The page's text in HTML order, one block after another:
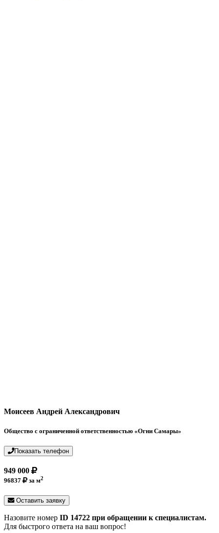
Моисеев Андрей Александрович
Общество с ограниченной ответственностью «Огни Самары»
Показать телефон
949 000
96837 за м2
Оставить заявку
Назовите номер ID 14722 при обращении к специалистам.
Для быстрого ответа на ваш вопрос!